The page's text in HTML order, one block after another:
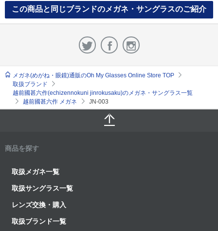
この商品と同じブランドのメガネ・サングラスのご紹介
メガネ(めがね・眼鏡)通販のOh My Glasses Online Store TOP
取扱ブランド
越前國甚六作(echizennokuni jinrokusaku)のメガネ・サングラス一覧
越前國甚六作 メガネ
JN-003
商品を探す
取扱メガネ一覧
取扱サングラス一覧
レンズ交換・購入
取扱ブランド一覧